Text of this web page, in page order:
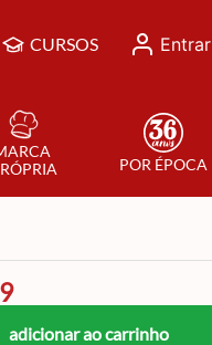
CURSOS Entrar
POR ÉPOCA
adicionar ao carrinho